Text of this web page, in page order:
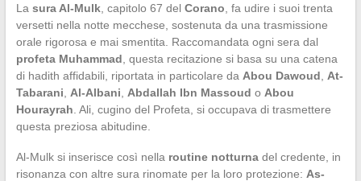
La sura Al-Mulk, capitolo 67 del Corano , fa udire i suoi trenta
versetti nella notte mecchese, sostenuta da una trasmissione
orale rigorosa e mai smentita. Raccomandata ogni sera dal
profeta Muhammad , questa recitazione si basa su una catena
di hadith affidabili, riportata in particolare da Abou Dawoud
At-
Tabarani
Al-Albani Abdallah Ibn Massoud o Abou
Hourayrah . Ali, cugino del Profeta, si occupava di trasmettere
questa preziosa abitudine.
Al-Mulk si inserisce così nella routine notturnadel credente, in
risonanza con altre sura rinomate per la loro protezione: As-